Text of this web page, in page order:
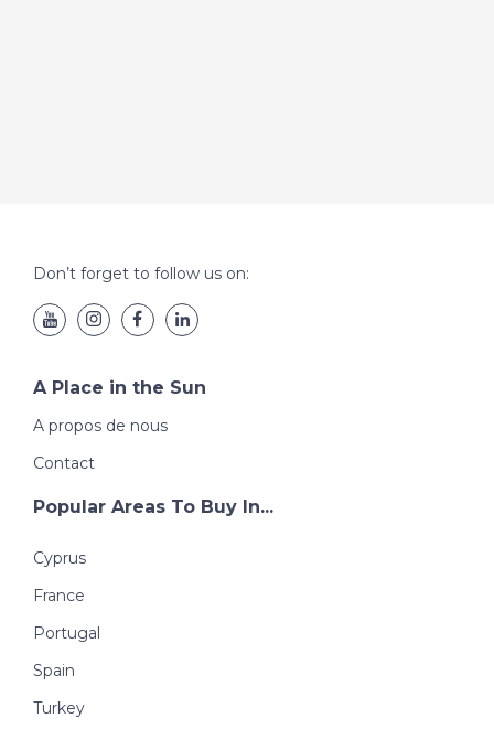
Don’t forget to follow us on:
A Place in the Sun
A propos de nous
Contact
Popular Areas To Buy In...
Cyprus
France
Portugal
Spain
Turkey